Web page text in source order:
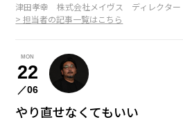
津田孝幸 株式会社メイヴス ディレクター
> 担当者の記事一覧はこちら
MON
22
／06
やり直せなくてもいい